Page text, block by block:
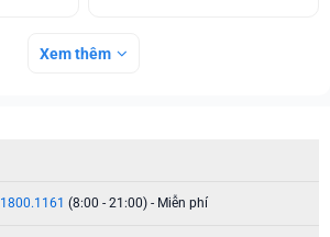
Xem thêm
1800.1161 (8:00 - 21:00) - Miễn phí